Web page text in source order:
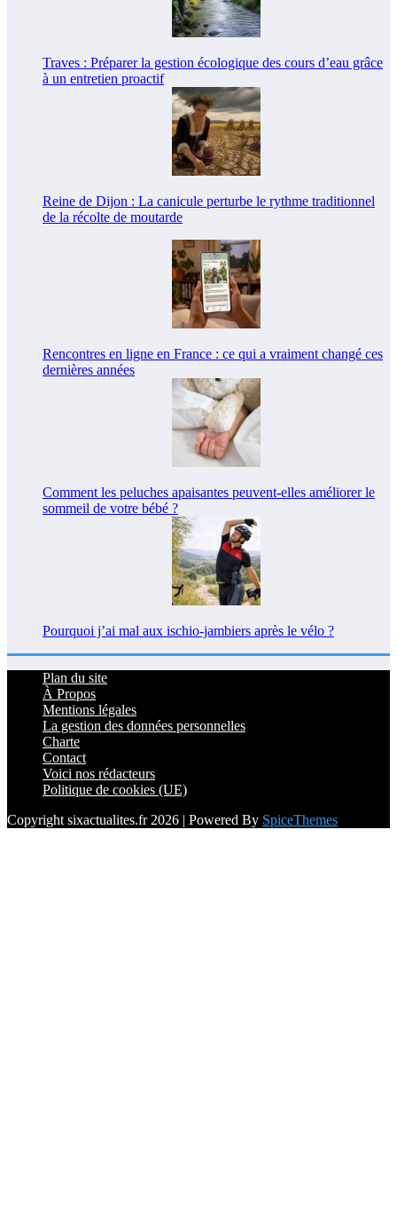
Traves : Préparer la gestion écologique des cours d’eau grâce
à un entretien proactif
Reine de Dijon : La canicule perturbe le rythme traditionnel
de la récolte de moutarde
Rencontres en ligne en France : ce qui a vraiment changé ces
dernières années
Comment les peluches apaisantes peuvent-elles améliorer le
sommeil de votre bébé ?
Pourquoi j’ai mal aux ischio-jambiers après le vélo ?
Plan du site
À Propos
Mentions légales
La gestion des données personnelles
Charte
Contact
Voici nos rédacteurs
Politique de cookies (UE)
Copyright sixactualites.fr 2026 | Powered By SpiceThemes